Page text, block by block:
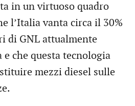
in un virtuoso quadro
l’Italia vanta circa il 30%
di GNL attualmente
che questa tecnologia
mezzi diesel sulle